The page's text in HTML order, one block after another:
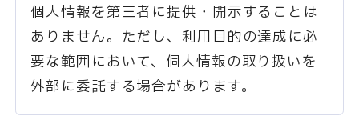
個人情報を第三者に提供・開示することは
ありません。ただし、利用目的の達成に必
要な範囲において、個人情報の取り扱いを
外部に委託する場合があります。